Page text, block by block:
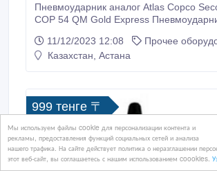
Мы используем файлы cookie для персонализации контента и
рекламы, предоставления функций социальных сетей и анализа
нашего трафика. На сайте действует политика о неразглашении
этот веб-сайт, вы соглашаетесь с нашим использованием coookies.
Пневмоударник аналог Atlas Copco
COP 54 QM Gold Express Пневмоударник / Hammer
Технические характеристики:
89001243/89001255; Резьбовое соединение: API 3
11/12/2023 12:08
Прочее
Казахстан, Астана
999 тенге 〒